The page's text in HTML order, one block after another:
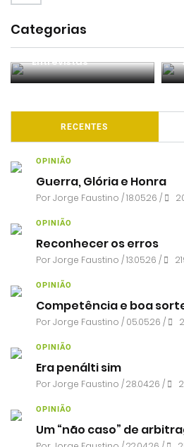
Categorias
Entrevistas
RECENTES
OPINIÃO
Guerra, Glória e Honra
PorJorge Faustino / 18.05.26 /
OPINIÃO
Reconhecer os erros
PorJorge Faustino / 13.05.26 /
OPINIÃO
Competência e boa
PorJorge Faustino / 05.05.26 /
OPINIÃO
Era penálti sim
PorJorge Faustino / 28.04.26 /
OPINIÃO
Um “não caso” de